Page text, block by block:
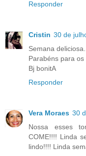
Responder
Cristin 30 de
Semana
Parabéns para os
Bj bonitA
Responder
Vera Moraes 30
Nossa esses
COME!!!! Linda
lindo!!!! Linda